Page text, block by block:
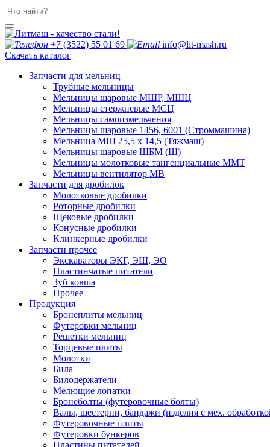
+7 (3522) 55 01 69
info@lit-mash.ru
Скачать каталог
Запчасти для мельниц
Трубные мельницы
Мельницы шаровые МШР, МШЦ
Мельницы стержневые МСЦ
Мельницы самоизмельчения
Мельницы шаровые 1456, 6001 (Строммашина)
Мельница МШ 25,5 х 14,5 (Тяжмаш)
Мельницы шаровые ШБМ (Ш)
Мельницы молотковые тангенциальные ММТ
Мельницы вентилятор МВ
Запчасти для дробилок
Молотковые дробилки
Роторные дробилки
Щековые дробилки
Конусные дробилки
Клинкерные дробилки
Запчасти прочее
Экскаваторы ЭКГ, ЭШ, ЭО
Пластинчатые питатели
Зуб ковша
Прочее
Продукция
Бронеплиты мельниц
Футеровки мельниц
Решетки мельниц
Торцевые плиты
Молотки
Била
Билодержатели
Мелющие лопатки
Бронеболты (футеровочные болты)
Валы, шестерни, бандажи (изделия с мех.
Футеровочные плиты
Футеровки бункеров
Пластины питателей